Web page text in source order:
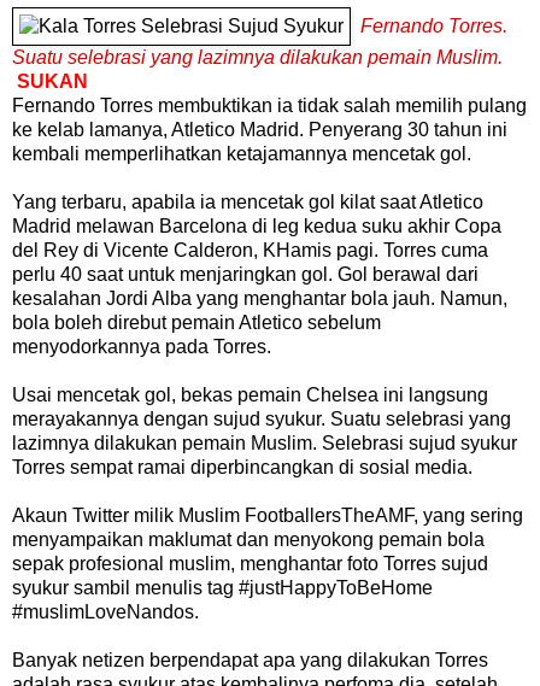
Fernando Torres.
Suatu selebrasi yang lazimnya dilakukan pemain Muslim.
SUKAN
Fernando Torres membuktikan ia tidak salah memilih pulang
ke kelab lamanya, Atletico Madrid. Penyerang 30 tahun ini
kembali memperlihatkan ketajamannya mencetak gol .
Yang terbaru, apabila ia mencetak gol kilat saatAtletico
Madrid melawan Barcelona di leg kedua suku akhir Copa
del Rey di Vicente Calderon, KHamis pagi. Torres cuma
perlu 40 saat untuk menjaringkan gol . Gol berawal dari
kesalahan Jordi Alba yang menghantar bola jauh. Namun,
bola boleh direbut pemain Atletico sebelum
menyodorkannya pada Torres.
Usai mencetak gol , bekas pemain Chelsea ini langsung
merayakannya dengan sujud syukur. Suatu selebrasi yang
lazimnya dilakukan pemain Muslim. Selebrasi sujud syukur
Torres sempat ramai diperbincangkan di sosial media.
Akaun Twitter milik Muslim FootballersTheAMF, yang sering
menyampaikan maklumat dan menyokong pemain bola
sepak profesional muslim, menghantar foto Torres sujud
syukur sambil menulis tag #justHappyToBeHome
#muslimLoveNandos.
Banyak netizen berpendapat apa yang dilakukan Torres